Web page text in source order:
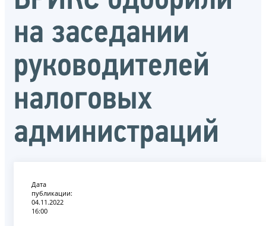
на заседании
руководителей
налоговых
администраций
Дата
публикации:
04.11.2022
16:00